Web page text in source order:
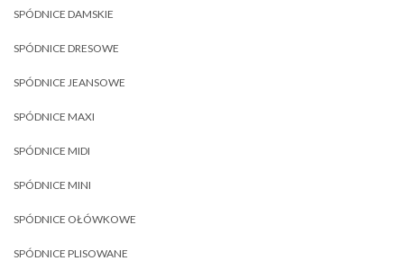
SPÓDNICE DAMSKIE
SPÓDNICE DRESOWE
SPÓDNICE JEANSOWE
SPÓDNICE MAXI
SPÓDNICE MIDI
SPÓDNICE MINI
SPÓDNICE OŁÓWKOWE
SPÓDNICE PLISOWANE